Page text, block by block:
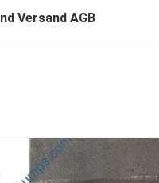
Versand AGB